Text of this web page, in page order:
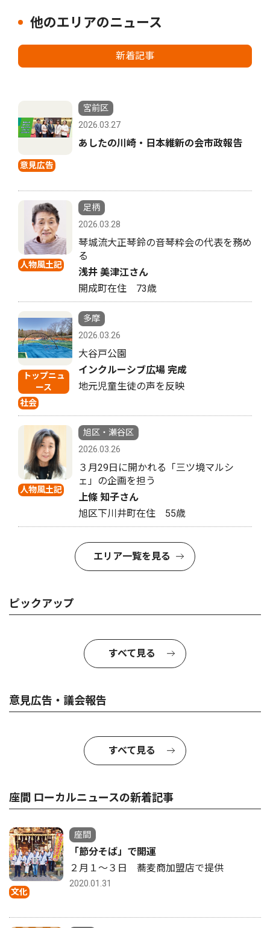
他のエリアのニュース
新着記事
意見広告
宮前区
2026.03.27
あしたの川崎・日本維新の会市政報告
人物風土記
足柄
2026.03.28
琴城流大正琴鈴の音琴粋会の代表を務め
る
浅井 美津江さん
開成町在住 73歳
トップニュ
ース
社会
多摩
2026.03.26
大谷戸公園
インクルーシブ広場 完成
地元児童生徒の声を反映
人物風土記
旭区・瀬谷区
2026.03.26
３月29日に開かれる「三ツ境マルシ
ェ」の企画を担う
上條 知子さん
旭区下川井町在住 55歳
エリア一覧を見る
ピックアップ
すべて見る
意見広告・議会報告
すべて見る
座間 ローカルニュースの新着記事
文化
座間
「節分そば」で開運
２月１〜３日 蕎麦商加盟店で提供
2020.01.31